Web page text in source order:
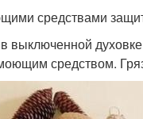
средствами
средством.